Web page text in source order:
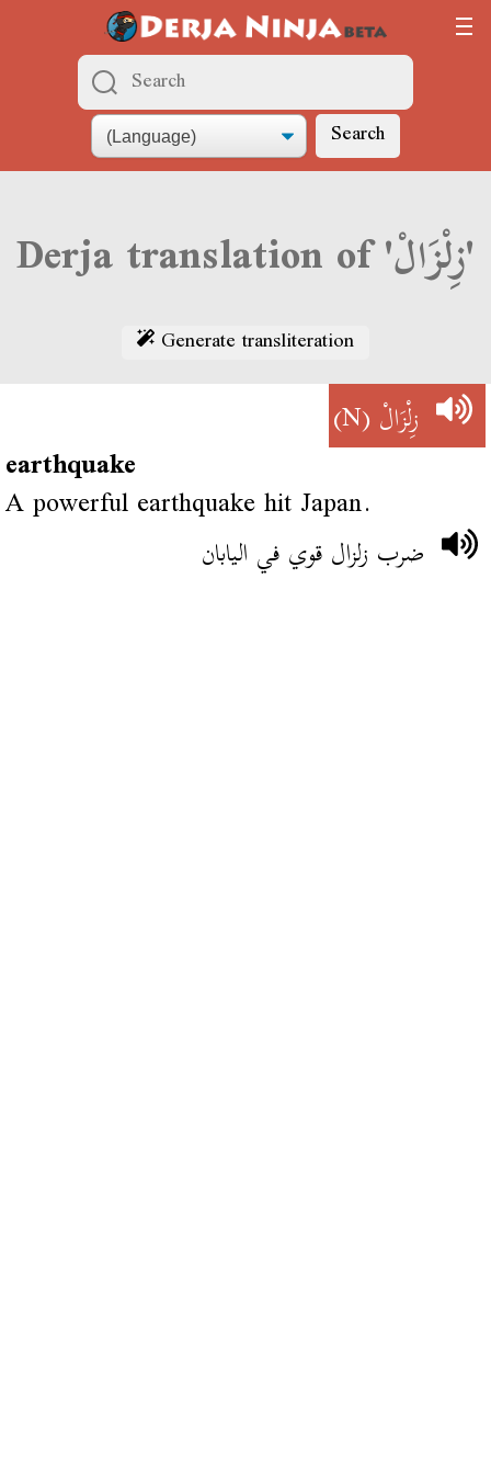
Search
Derja translation of 'زِلْزَالْ'
Generate transliteration
زِلْزَالْ(N)
earthquake
A powerful earthquake hit Japan.
ضرب زلزال قوي في اليابان